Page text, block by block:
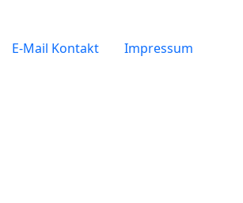
E-Mail Kontakt
Impressum